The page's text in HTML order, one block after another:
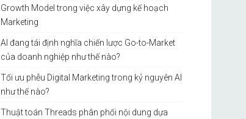
Growth Model trong việc xây dựng kế hoạch
Marketing
AI đang tái định nghĩa chiến lược Go-to-Market
của doanh nghiệp như thế nào?
Tối ưu phễu Digital Marketing trong kỷ nguyên AI
như thế nào?
Thuật toán Threads phân phối nội dung dựa